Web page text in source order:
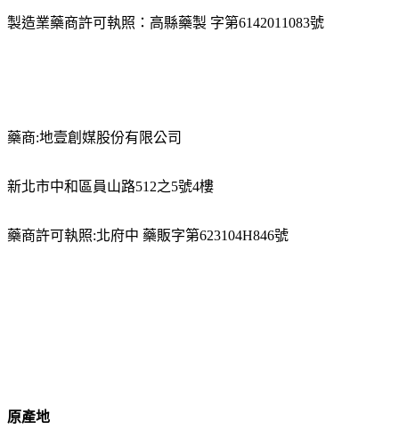
製造業藥商許可執照：高縣藥製 字第6142011083號
藥商:地壹創媒股份有限公司
新北市中和區員山路512之5號4樓
藥商許可執照:北府中 藥販字第623104H846號
原產地